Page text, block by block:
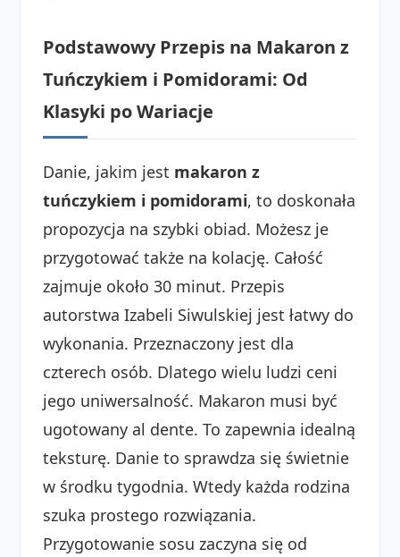
Podstawowy Przepis na Makaron z
Tuńczykiem i Pomidorami: Od
Klasyki po Wariacje
Danie, jakim jest makaron z
tuńczykiem i pomidorami, to doskonała
propozycja na szybki obiad. Możesz je
przygotować także na kolację. Całość
zajmuje około 30 minut. Przepis
autorstwa Izabeli Siwulskiej jest łatwy do
wykonania. Przeznaczony jest dla
czterech osób. Dlatego wielu ludzi ceni
jego uniwersalność. Makaron musi być
ugotowany al dente. To zapewnia idealną
teksturę. Danie to sprawdza się świetnie
w środku tygodnia. Wtedy każda rodzina
szuka prostego rozwiązania.
Przygotowanie sosu zaczyna się od